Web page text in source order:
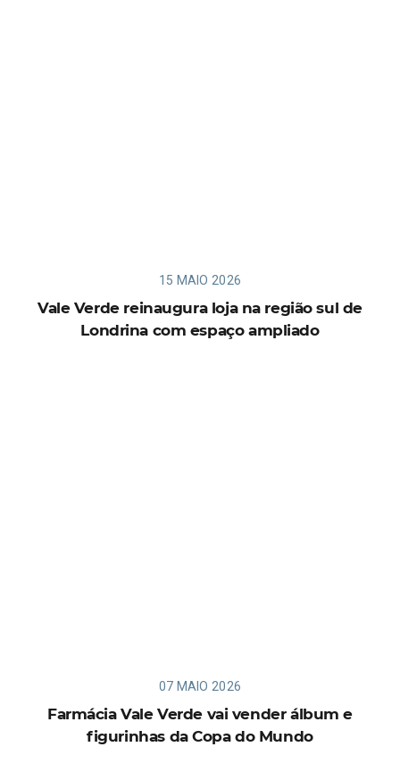
15 MAIO 2026
Vale Verde reinaugura loja na região sul de
Londrina com espaço ampliado
07 MAIO 2026
Farmácia Vale Verde vai vender álbum e
figurinhas da Copa do Mundo